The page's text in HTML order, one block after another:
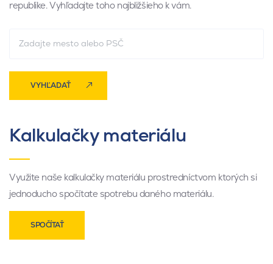
republike. Vyhľadajte toho najbližšieho k vám.
VYHĽADAŤ
Kalkulačky materiálu
Využite naše kalkulačky materiálu prostredníctvom ktorých si
jednoducho spočítate spotrebu daného materiálu.
SPOČÍTAŤ